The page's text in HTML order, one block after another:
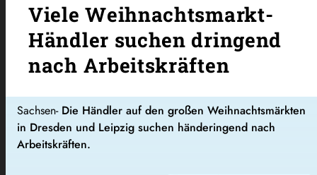
Viele Weihnachtsmarkt-
Händler suchen dringend
nach Arbeitskräften
Sachsen- Die Händler auf den großen Weihnachtsmärkten
in Dresden und Leipzig suchen händeringend nach
Arbeitskräften.